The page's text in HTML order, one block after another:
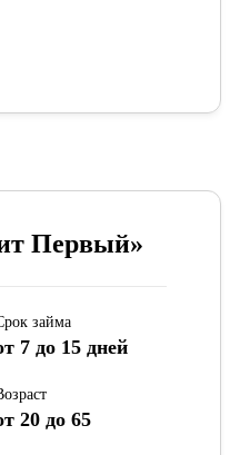
Первый»
займа
7 до 15 дней
20 до 65